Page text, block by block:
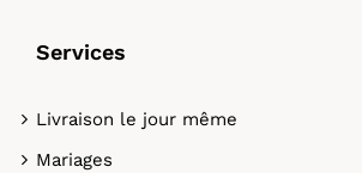
Services
Livraison le jour même
Mariages